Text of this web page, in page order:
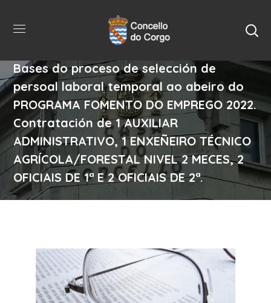
Bases do proceso de selección de
persoal laboral temporal ao abeiro do
PROGRAMA FOMENTO DO EMPREGO 2022.
Contratación de 1 AUXILIAR
ADMINISTRATIVO, 1 ENXEÑEIRO TÉCNICO
AGRÍCOLA/FORESTAL NIVEL 2 MECES, 2
OFICIAIS DE 1ª E 2 OFICIAIS DE 2ª.